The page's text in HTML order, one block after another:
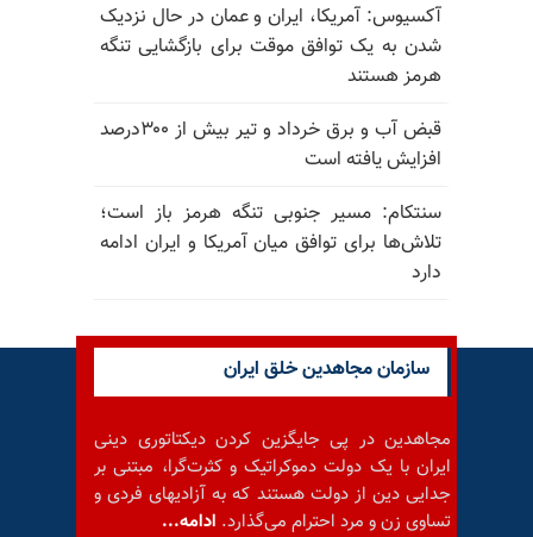
آکسیوس: آمریکا، ایران و عمان در حال نزدیک
شدن به یک توافق موقت برای بازگشایی تنگه
هرمز هستند
قبض آب و برق خرداد و تیر بیش از ۳۰۰درصد
افزایش یافته است
سنتکام: مسیر جنوبی تنگه هرمز باز است؛
تلاش‌ها برای توافق میان آمریکا و ایران ادامه
دارد
سازمان مجاهدین خلق ایران
مجاهدین در پی جایگزین کردن دیکتاتوری دینی
ایران با یک دولت دموکراتیک و کثرت‌گرا، مبتنی بر
جدایی دین از دولت هستند که به آزادیهای فردی و
تساوی زن و مرد احترام می‌گذارد. ادامه...